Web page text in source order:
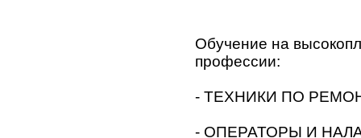
Обучение на
профессии:
- ТЕХНИКИ ПО
- ОПЕРАТОРЫ И